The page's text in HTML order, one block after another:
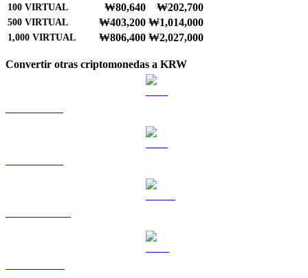
100 VIRTUAL ₩80,640 ₩202,700
500 VIRTUAL ₩403,200 ₩1,014,000
1,000 VIRTUAL ₩806,400 ₩2,027,000
Convertir otras criptomonedas a KRW